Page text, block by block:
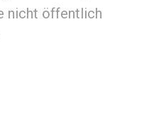
nicht öffentlich